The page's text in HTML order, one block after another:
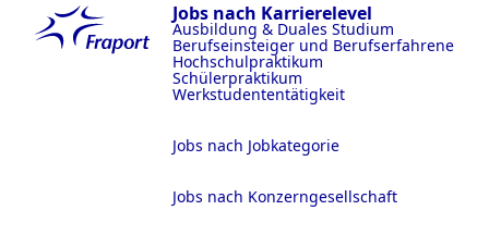
Jobs nach Karrierelevel
Ausbildung & Duales Studium
Berufseinsteiger und Berufserfahrene
Hochschulpraktikum
Schülerpraktikum
Werkstudententätigkeit
Jobs nach Jobkategorie
Jobs nach Konzerngesellschaft